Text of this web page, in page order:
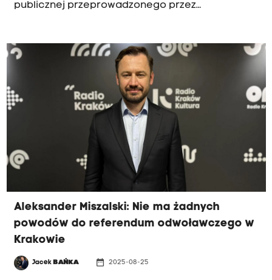
publicznej przeprowadzonego przez
od czasu wyborów samorządowych. Komentuje
je prof. Andrzej Piasecki z Uniwersytetu
Ekonomicznego, który gościł w Radiu Kraków.
Aleksander Miszalski: Nie ma żadnych
powodów do referendum odwoławczego w
Krakowie
Jacek BAŃKA date_range 2025-08-25